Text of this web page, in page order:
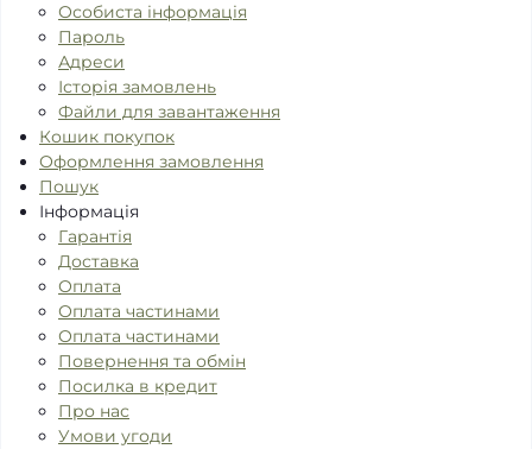
Особиста інформація
Пароль
Адреси
Історія замовлень
Файли для завантаження
Кошик покупок
Оформлення замовлення
Пошук
Інформація
Гарантія
Доставка
Оплата
Оплата частинами
Оплата частинами
Повернення та обмін
Посилка в кредит
Про нас
Умови угоди